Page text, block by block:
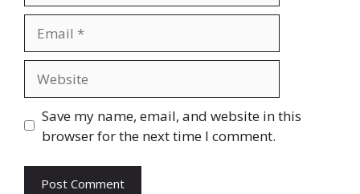
Save my name, email, and website in this
browser for the next time I comment.